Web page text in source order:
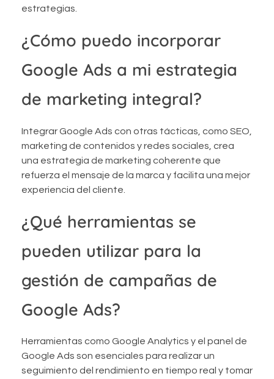
estrategias.
¿Cómo puedo incorporar
Google Ads a mi estrategia
de marketing integral?
Integrar Google Ads con otras tácticas, como SEO,
marketing de contenidos y redes sociales, crea
una estrategia de marketing coherente que
refuerza el mensaje de la marca y facilita una mejor
experiencia del cliente.
¿Qué herramientas se
pueden utilizar para la
gestión de campañas de
Google Ads?
Herramientas como Google Analytics y el panel de
Google Ads son esenciales para realizar un
seguimiento del rendimiento en tiempo real y tomar